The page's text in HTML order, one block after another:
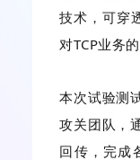
技术，可穿
对TCP业务
本次试验测
攻关团队，
回传，完成